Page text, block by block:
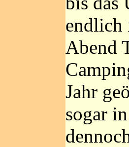
endlich
Abend
Jahr
sogar